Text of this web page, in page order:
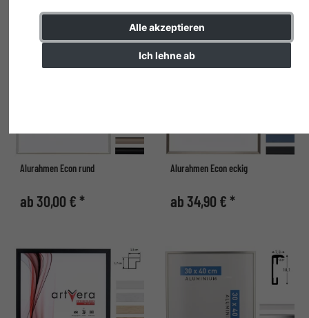
Alle akzeptieren
Ich lehne ab
Alurahmen Econ rund
ab 30,00 € *
Alurahmen Econ eckig
ab 34,90 € *